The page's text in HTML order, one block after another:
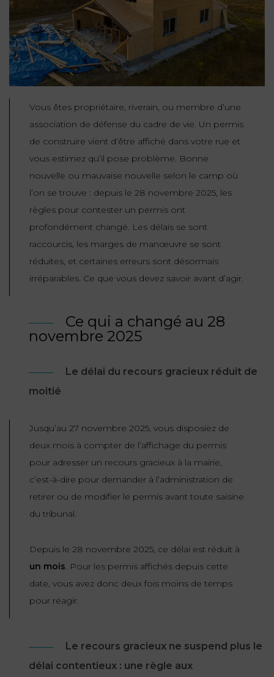
TRAVAIL
RESPONSABILITÉ
& ASSURANCE
IMMOBILIER
CONTRATS &
ADMINISTRATIF
SUCCESSION
CALCULER
VOS
DROITS
INDEMNITÉ DE
LICENCIEMENT
PENSION
PRESTATION
PRÉJUDICE
CORPOREL
CONSOMMATION
DROIT
DES
AFFAIRES
RESPONSABILITÉ
& ASSURANCE
FISCALITÉ
IMMOBILIER
DROIT
DROIT
AGN
AVOCATS
SERVICE
FRANCO-
TURC
RGPD
DONNÉES
PERSONNELLES
DROIT
DU
NUMÉRIQUE
ET
INTELLECTUELLE
DISTRIBUTION
ENTREPRISES
PERSONNES
PUBLIQUES
AGN
HAUSSMANN
DROIT
TOURISME
FONCTION
PUBLIQUE
DES
CONNAÎTRE
EQUIPE
DIRIGEANTE
REJOIGNEZ-
NOUS
Nos
agences
Prendre
RDV
09
72
34
24
72
EN LIGNE
Vous êtes propriétaire, riverain, ou membre d’une
association de défense du cadre de vie. Un permis
de construire vient d’être affiché dans votre rue et
vous estimez qu’il pose problème. Bonne
nouvelle ou mauvaise nouvelle selon le camp où
l’on se trouve : depuis le 28 novembre 2025, les
règles pour contester un permis ont
profondément changé. Les délais se sont
raccourcis, les marges de manœuvre se sont
réduites, et certaines erreurs sont désormais
irréparables. Ce que vous devez savoir avant d’agir.
Ce qui a changé au 28
novembre 2025
Le délai du recours gracieux réduit de
moitié
Jusqu’au 27 novembre 2025, vous disposiez de
deux mois à compter de l’affichage du permis
pour adresser un recours gracieux à la mairie,
c’est-à-dire pour demander à l’administration de
retirer ou de modifier le permis avant toute saisine
du tribunal.
Depuis le 28 novembre 2025, ce délai est réduit à
un mois. Pour les permis affichés depuis cette
date, vous avez donc deux fois moins de temps
pour réagir.
Le recours gracieux ne suspend plus le
délai contentieux : une règle aux